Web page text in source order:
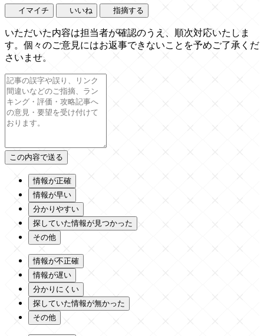
イマイチ いいね 指摘する
いただいた内容は担当者が確認のうえ、順次対応いたしま
す。個々のご意見にはお返事できないことを予めご了承くだ
さいませ。
情報が正確
情報が早い
分かりやすい
探していた情報が見つかった
その他
情報が不正確
情報が遅い
分かりにくい
探していた情報が無かった
その他